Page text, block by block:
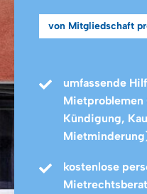
von Mitgliedschaft
umfassende
Mietproblemen
Kündigung,
kostenlose